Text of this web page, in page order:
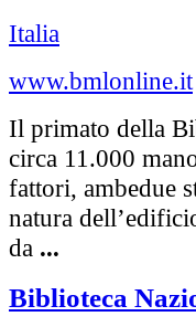
Italia
www.bmlonline.it
Il primato della
circa 11.000
fattori, ambedue
natura
da ...
Biblioteca